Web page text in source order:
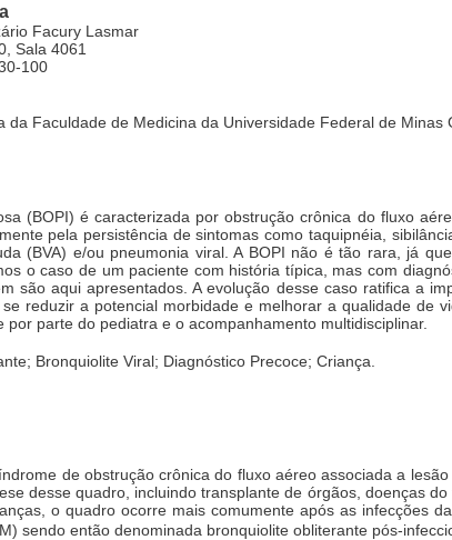
Facury Lasmar
Sala 4061
100
da Faculdade de Medicina da Universidade Federal de Minas
(BOPI) é caracterizada por obstrução crônica do fluxo
pela persistência de sintomas como taquipnéia,
(BVA) e/ou pneumonia viral. A BOPI não é tão rara, já
o caso de um paciente com história típica, mas com
são aqui apresentados. A evolução desse caso ratifica a
reduzir a potencial morbidade e melhorar a qualidade de
parte do pediatra e o acompanhamento multidisciplinar.
Bronquiolite Viral; Diagnóstico Precoce; Criança.
de obstrução crônica do fluxo aéreo associada a
desse quadro, incluindo transplante de órgãos, doenças
o quadro ocorre mais comumente após as infecções
sendo então denominada bronquiolite obliterante pós-